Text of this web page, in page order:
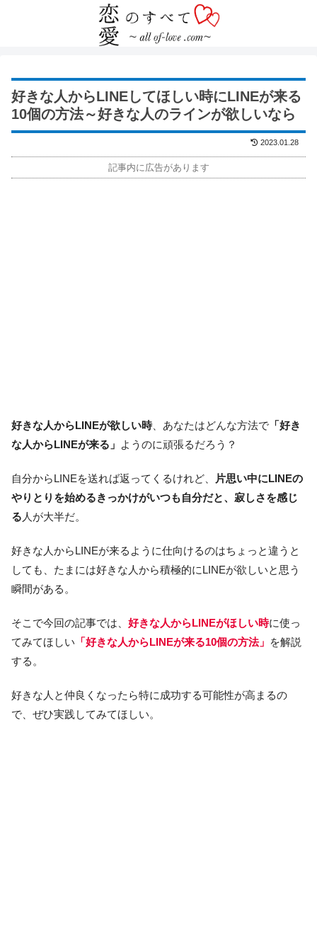
好きな人からLINEしてほしい時にLINEが来る
10個の方法～好きな人のラインが欲しいなら
2023.01.28
記事内に広告があります
好きな人からLINEが欲しい時、あなたはどんな方法で 「好き
な人からLINEが来る」 ようのに頑張るだろう？
自分からLINEを送れば返ってくるけれど、
片思い中にLINEの
やりとりを始めるきっかけがいつも自分だと、寂しさを感じ
る 人が大半だ。
好きな人からLINEが来るように仕向けるのはちょっと違うと
しても、たまには好きな人から積極的にLINEが欲しいと思う
瞬間がある。
そこで今回の記事では、 好きな人からLINEがほしい時に使っ
てみてほしい 「好きな人からLINEが来る10個の方法」 を解説
する。
好きな人と仲良くなったら特に成功する可能性が高まるの
で、ぜひ実践してみてほしい。